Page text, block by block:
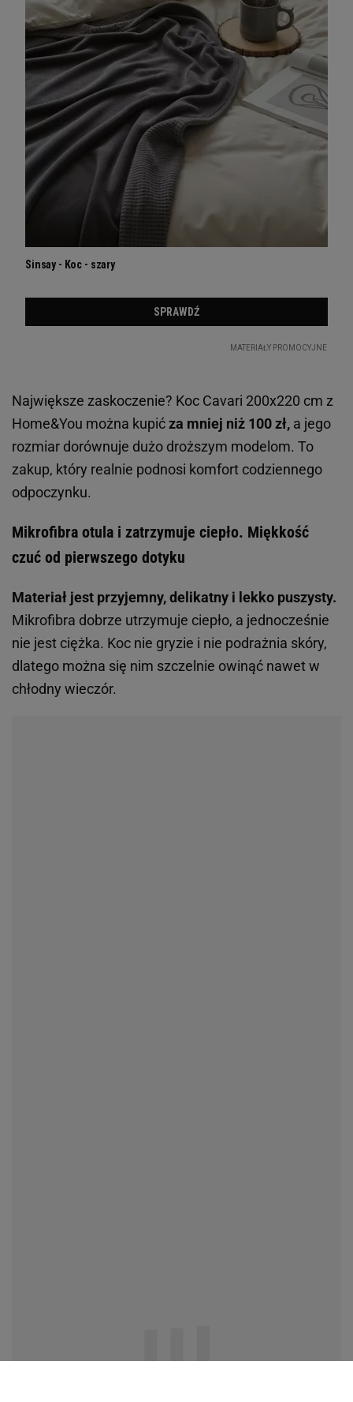
Największe zaskoczenie? Koc Cavari 200x220 cm z
Home&You można kupićza mniej niż 100 zł, a jego
rozmiar dorównuje dużo droższym modelom. To
zakup, który realnie podnosi komfort codziennego
odpoczynku.
Mikrofibra otula i zatrzymuje ciepło. Miękkość
czuć od pierwszego dotyku
Materiał jest przyjemny, delikatny i lekko puszysty.
Mikrofibra dobrze utrzymuje ciepło, a jednocześnie
nie jest ciężka. Koc nie gryzie i nie podrażnia skóry,
dlatego można się nim szczelnie owinąć nawet w
chłodny wieczór.